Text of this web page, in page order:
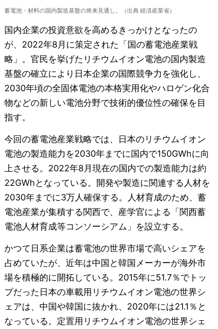
蓄電池・材料の国内製造基盤の将来見通し。（出典 経済産業省）
国内企業の投資意欲を高めるきっかけとなったの
が、2022年8月に策定された「国の蓄電池産業戦
略」。官民を挙げたリチウムイオン電池の国内製造
基盤の確立により日本企業の国際競争力を強化し、
2030年頃の全固体電池の本格実用化やハロゲン化合
物などの新しい電池分野で技術的優位性の確保を目
指す。
今回の蓄電池産業戦略では、日本のリチウムイオン
電池の製造能力を2030年までに国内で150GWhに向
上させる。2022年8月現在の国内での製造能力は約
22GWhとなっている。開発や製造に関連する人材を
2030年までに3万人確保する。人材育成のため、蓄
電池産業が集積する関西で、産学官による「関西蓄
電池人材育成等コンソーシアム」を設立する。
かつて日系企業は蓄電池の世界市場で高いシェアを
占めていたが、近年は中国と韓国メーカーが海外市
場を積極的に開拓している。2015年に51.7％でトッ
プだった日本の車載用リチウムイオン電池の世界シ
ェアは、中国や韓国に抜かれ、2020年には21.1％と
なっている。定置用リチウムイオン電池の世界シェ